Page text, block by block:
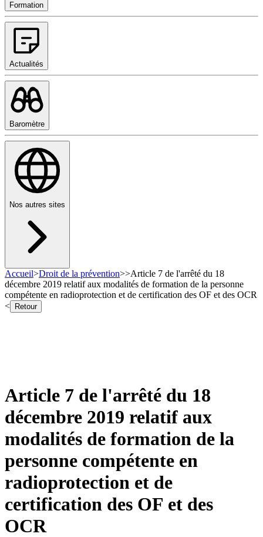
Formation
Actualités
Baromètre
Nos autres sites
Accueil>Droit de la prévention>>Article 7 de l'arrêté du 18
décembre 2019 relatif aux modalités de formation de la personne
compétente en radioprotection et de certification des OF et des OCR
<
Retour
Article 7 de l'arrêté du 18
décembre 2019 relatif aux
modalités de formation de la
personne compétente en
radioprotection et de
certification des OF et des
OCR